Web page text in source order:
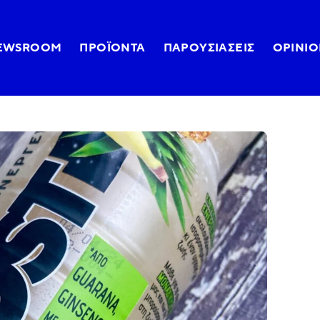
ΠΡΟΪΌΝΤΑ ΠΑΡΟΥΣΙΆΣΕΙΣ